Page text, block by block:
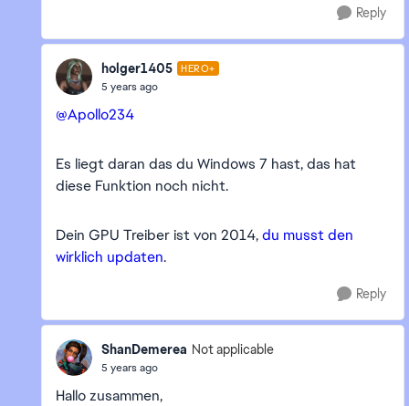
Reply
holger1405 HERO+
5 years ago
@Apollo234
Es liegt daran das du Windows 7 hast, das hat
diese Funktion noch nicht.
Dein GPU Treiber ist von 2014,du musst den
wirklich updaten.
Reply
ShanDemerea Not applicable
5 years ago
Hallo zusammen,